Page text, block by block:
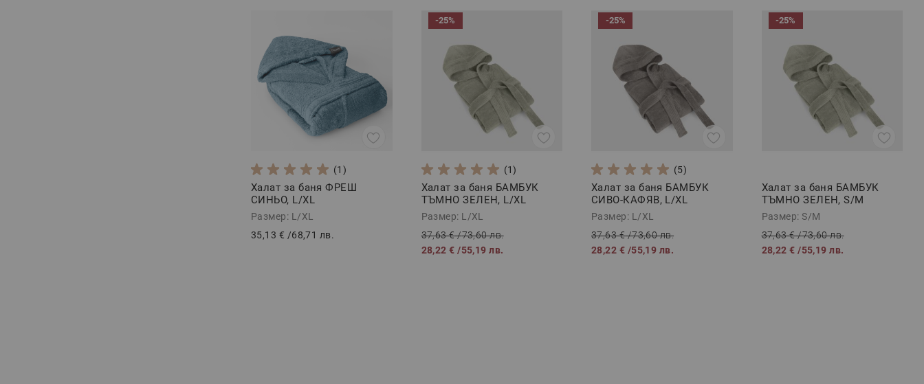
(1)
Халат за баня ФРЕШ
СИНЬО, L/XL
Размер: L/XL
35,13 € /68,71 лв.
-25%
(1)
Халат за баня БАМБУК
ТЪМНО ЗЕЛЕН, L/XL
Размер: L/XL
37,63 €/73,60 лв.
28,22 € /55,19 лв.
-25%
(5)
Халат за баня БАМБУК
СИВО-КАФЯВ, L/XL
Размер: L/XL
37,63 €/73,60 лв.
28,22 € /55,19 лв.
-25%
Халат за баня БАМБУК
ТЪМНО ЗЕЛЕН, S/M
Размер: S/M
37,63 €/73,60 лв.
28,22 € /55,19 лв.